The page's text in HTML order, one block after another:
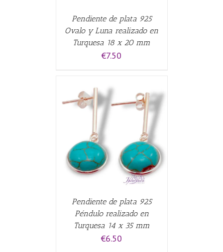
Pendiente de plata 925
Ovalo y Luna realizado en
Turquesa 18 x 20 mm
€7.50
Pendiente de plata 925
Péndulo realizado en
Turquesa 14 x 35 mm
€6.50